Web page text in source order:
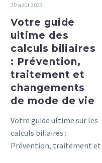
de
mode
de
vie
20 août 2023
Votre guide
ultime des
calculs biliaires
: Prévention,
traitement et
changements
de mode de vie
Votre guide ultime sur les
calculs biliaires :
Prévention, traitement et